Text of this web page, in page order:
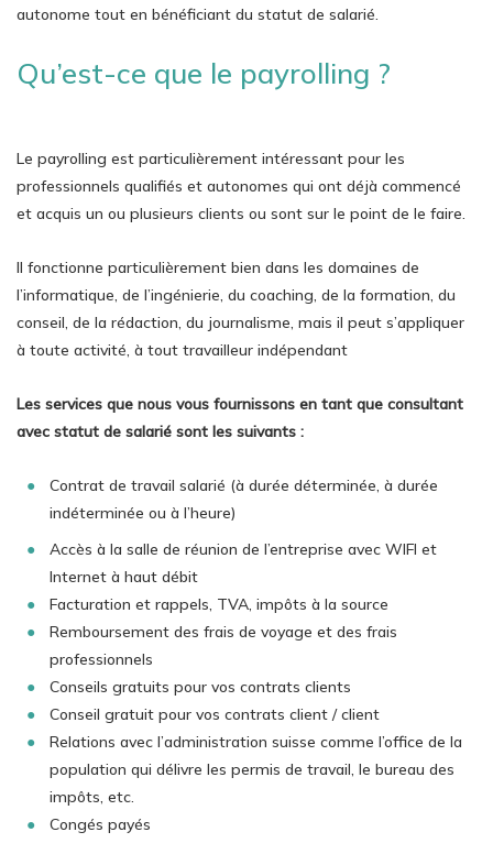
autonome tout en bénéficiant du statut de salarié.
Qu’est-ce que le payrolling ?
Le payrolling est particulièrement intéressant pour les
professionnels qualifiés et autonomes qui ont déjà commencé
et acquis un ou plusieurs clients ou sont sur le point de le faire.
Il fonctionne particulièrement bien dans les domaines de
l’informatique, de l’ingénierie, du coaching, de la formation, du
conseil, de la rédaction, du journalisme, mais il peut s’appliquer
à toute activité, à tout travailleur indépendant
Les services que nous vous fournissons en tant que consultant
avec statut de salarié sont les suivants :
Contrat de travail salarié (à durée déterminée, à durée
indéterminée ou à l’heure)
Accès à la salle de réunion de l’entreprise avec WIFI et
Internet à haut débit
Facturation et rappels, TVA, impôts à la source
Remboursement des frais de voyage et des frais
professionnels
Conseils gratuits pour vos contrats clients
Conseil gratuit pour vos contrats client / client
Relations avec l’administration suisse comme l’office de la
population qui délivre les permis de travail, le bureau des
impôts, etc.
Congés payés